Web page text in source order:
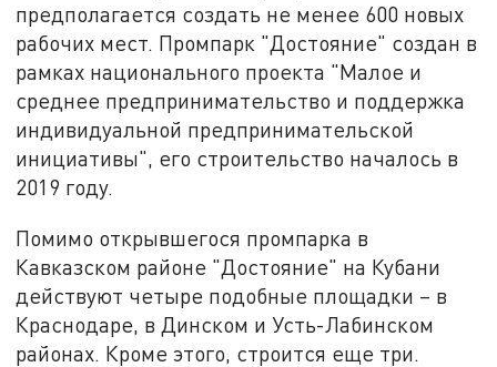
предполагается создать не менее 600 новых
рабочих мест. Промпарк "Достояние" создан в
рамках национального проекта "Малое и
среднее предпринимательство и поддержка
индивидуальной предпринимательской
инициативы", его строительство началось в
2019 году.
Помимо открывшегося промпарка в
Кавказском районе "Достояние" на Кубани
действуют четыре подобные площадки – в
Краснодаре, в Динском и Усть-Лабинском
районах. Кроме этого, строится еще три.